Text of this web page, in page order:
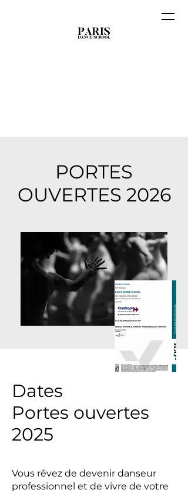
PORTES
OUVERTES 2026
Dates
Portes ouvertes
2025
Vous rêvez de devenir danseur
professionnel et de vivre de votre